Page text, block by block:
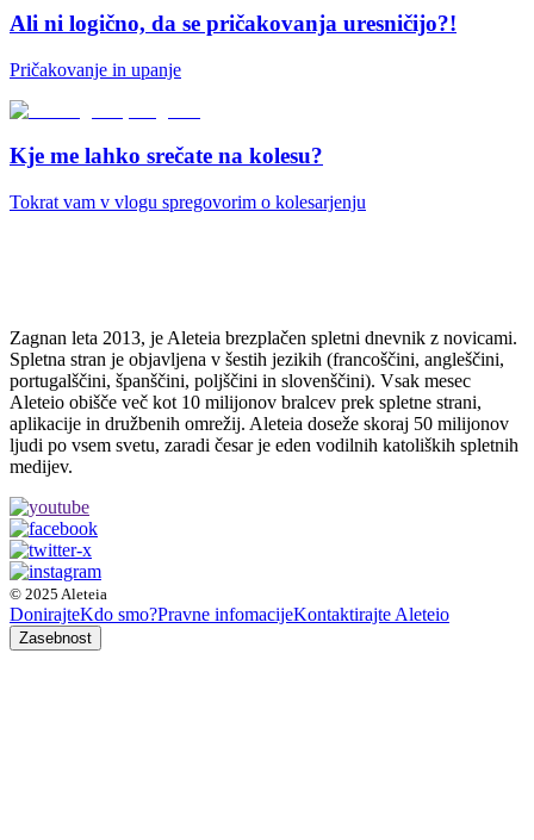
Ali ni logično, da se pričakovanja uresničijo?!
Pričakovanje in upanje
Kje me lahko srečate na kolesu?
Tokrat vam v vlogu spregovorim o kolesarjenju
Zagnan leta 2013, je Aleteia brezplačen spletni dnevnik z novicami.
Spletna stran je objavljena v šestih jezikih (francoščini, angleščini,
portugalščini, španščini, poljščini in slovenščini). Vsak mesec
Aleteio obišče več kot 10 milijonov bralcev prek spletne strani,
aplikacije in družbenih omrežij. Aleteia doseže skoraj 50 milijonov
ljudi po vsem svetu, zaradi česar je eden vodilnih katoliških spletnih
medijev.
© 2025 Aleteia
DonirajteKdo smo?Pravne infomacijeKontaktirajte Aleteio
Zasebnost